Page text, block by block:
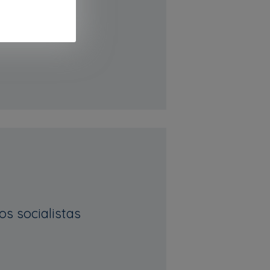
socialistas